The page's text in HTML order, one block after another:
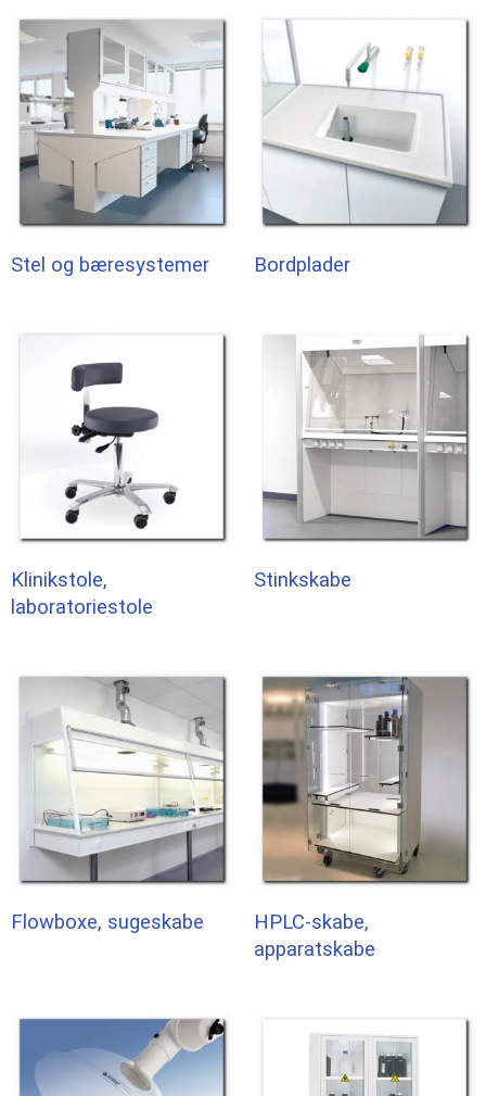
Stel og bæresystemer Bordplader
Klinikstole,
laboratoriestole
Stinkskabe
Flowboxe, sugeskabe
HPLC-skabe,
apparatskabe